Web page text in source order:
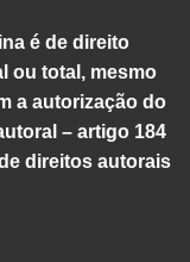
é de direito
ou total, mesmo
a autorização do
– artigo 184
direitos autorais